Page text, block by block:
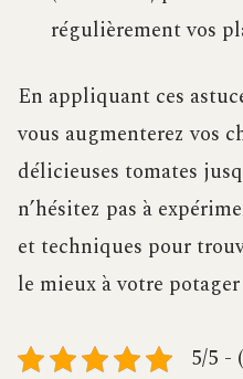
régulièrement vos
En appliquant ces
vous augmenterez vos
délicieuses tomates
n’hésitez pas à
et techniques pour
le mieux à votre
5/5 -